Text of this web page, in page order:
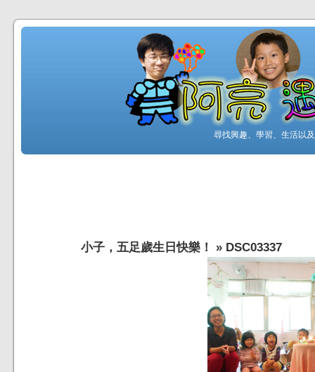
尋找興趣、學習、生活以
小子，五足歲生日快樂！ » DSC03337